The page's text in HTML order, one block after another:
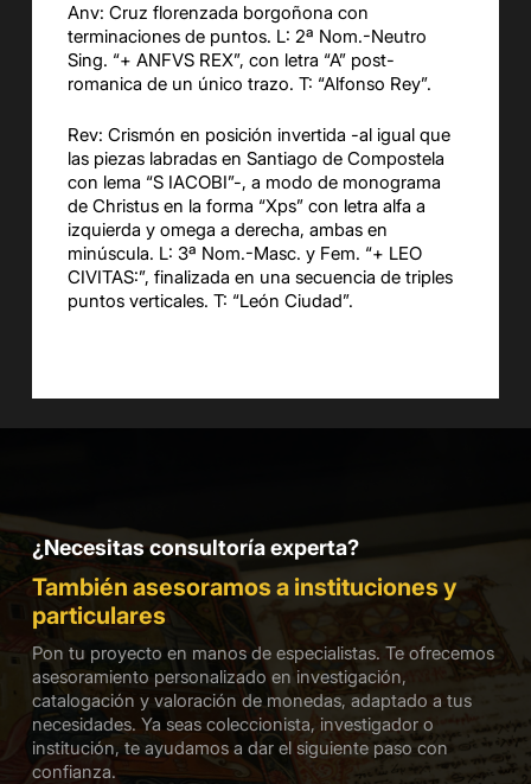
Anv: Cruz florenzada borgoñona con
terminaciones de puntos. L: 2ª Nom.-Neutro
Sing. “+ ANFVS REX”, con letra “A” post-
romanica de un único trazo. T: “Alfonso Rey”.
Rev: Crismón en posición invertida -al igual que
las piezas labradas en Santiago de Compostela
con lema “S IACOBI”-, a modo de monograma
de Christus en la forma “Xps” con letra alfa a
izquierda y omega a derecha, ambas en
minúscula. L: 3ª Nom.-Masc. y Fem. “+ LEO
CIVITAS:”, finalizada en una secuencia de triples
puntos verticales. T: “León Ciudad”.
¿Necesitas consultoría experta?
También asesoramos a instituciones y
particulares
Pon tu proyecto en manos de especialistas. Te ofrecemos
asesoramiento personalizado en investigación,
catalogación y valoración de monedas, adaptado a tus
necesidades. Ya seas coleccionista, investigador o
institución, te ayudamos a dar el siguiente paso con
confianza.